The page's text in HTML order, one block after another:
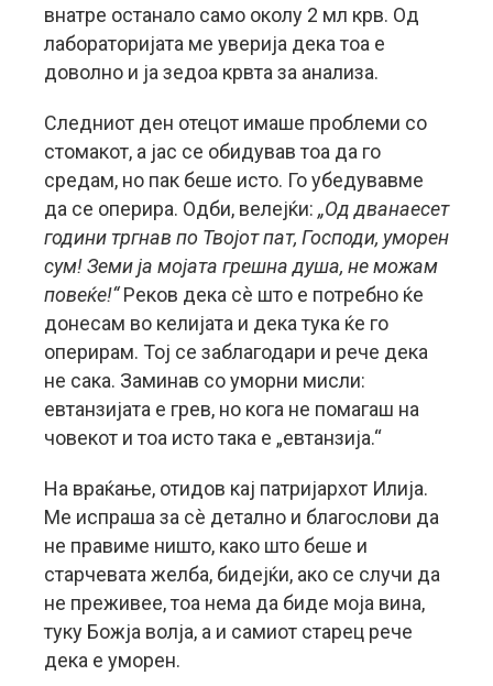
внатре останало само околу 2 мл крв. Од
лабораторијата ме уверија дека тоа е
доволно и ја зедоа крвта за анализа.
Следниот ден отецот имаше проблеми со
стомакот, а јас се обидував тоа да го
средам, но пак беше исто. Го убедувавме
да се оперира. Одби, велејќи: „Од дванаесет
години тргнав по Твојот пат, Господи, уморен
сум! Земи ја мојата грешна душа, не можам
повеќе!“Реков дека сѐ што е потребно ќе
донесам во келијата и дека тука ќе го
оперирам. Тој се заблагодари и рече дека
не сака. Заминав со уморни мисли:
евтанзијата е грев, но кога не помагаш на
човекот и тоа исто така е „евтанзија.“
На враќање, отидов кај патријархот Илија.
Ме испраша за сѐ детално и благослови да
не правиме ништо, како што беше и
старчевата желба, бидејќи, ако се случи да
не преживее, тоа нема да биде моја вина,
туку Божја волја, а и самиот старец рече
дека е уморен.